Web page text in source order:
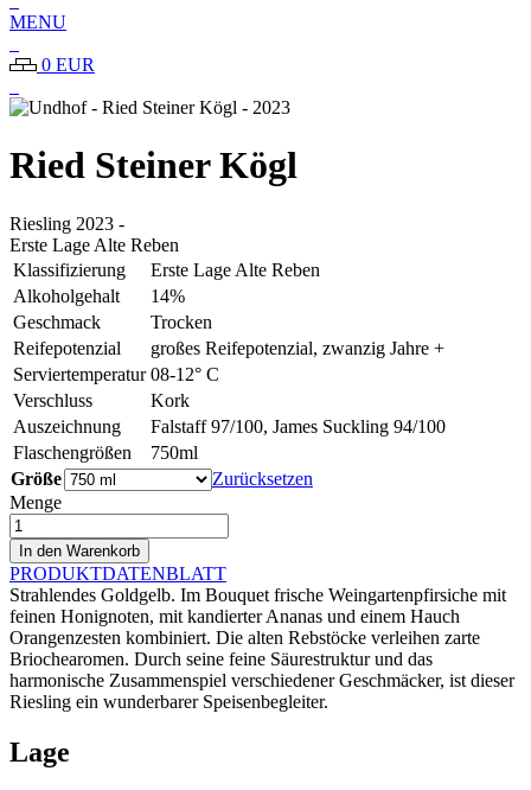
MENU
0 EUR
Ried Steiner Kögl
Riesling 2023 -
Erste Lage Alte Reben
Klassifizierung
Erste Lage Alte Reben
Alkoholgehalt
14%
Geschmack
Trocken
Reifepotenzial
großes Reifepotenzial, zwanzig Jahre +
Serviertemperatur 08-12° C
Verschluss
Kork
Auszeichnung
Falstaff 97/100, James Suckling 94/100
Flaschengrößen
750ml
Größe
Zurücksetzen
Menge
Undhof
-
Ried
Steiner
Kögl
-
2023
Menge
In den Warenkorb
PRODUKTDATENBLATT
Strahlendes Goldgelb. Im Bouquet frische Weingartenpfirsiche mit
feinen Honignoten, mit kandierter Ananas und einem Hauch
Orangenzesten kombiniert. Die alten Rebstöcke verleihen zarte
Briochearomen. Durch seine feine Säurestruktur und das
harmonische Zusammenspiel verschiedener Geschmäcker, ist dieser
Riesling ein wunderbarer Speisenbegleiter.
Lage